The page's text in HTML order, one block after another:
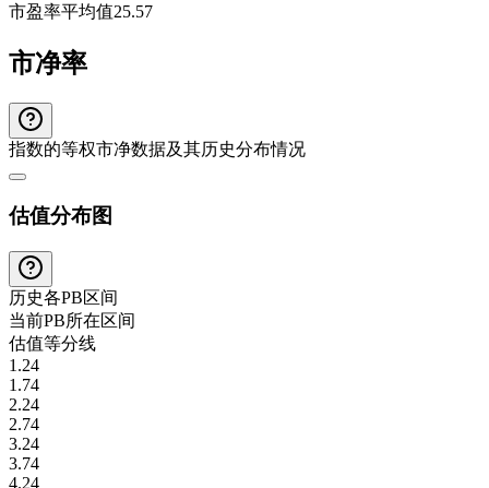
市盈率平均值25.57
市净率
指数的等权市净数据及其历史分布情况
估值分布图
历史各PB区间
当前PB所在区间
估值等分线
1.24
1.74
2.24
2.74
3.24
3.74
4.24